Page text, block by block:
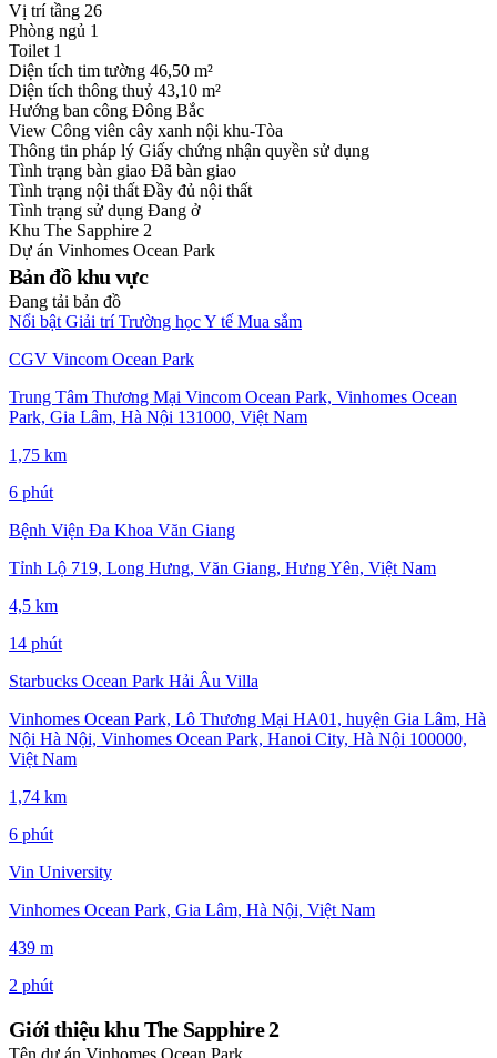
Vị trí tầng 26
Phòng ngủ 1
Toilet 1
Diện tích tim tường 46,50 m²
Diện tích thông thuỷ 43,10 m²
Hướng ban công Đông Bắc
View Công viên cây xanh nội khu-Tòa
Thông tin pháp lý Giấy chứng nhận quyền sử dụng
Tình trạng bàn giao Đã bàn giao
Tình trạng nội thất Đầy đủ nội thất
Tình trạng sử dụng Đang ở
Khu The Sapphire 2
Dự án Vinhomes Ocean Park
Bản đồ khu vực
Đang tải bản đồ
Nổi bật Giải trí Trường họcY tế Mua sắm
CGV Vincom Ocean Park
Trung Tâm Thương Mại Vincom Ocean Park, Vinhomes Ocean
Park, Gia Lâm, Hà Nội 131000, Việt Nam
1,75 km
6 phút
Bệnh Viện Đa Khoa Văn Giang
Tỉnh Lộ 719, Long Hưng, Văn Giang, Hưng Yên, Việt Nam
4,5 km
14 phút
Starbucks Ocean Park Hải Âu Villa
Vinhomes Ocean Park, Lô Thương Mại HA01, huyện Gia Lâm, Hà
Nội Hà Nội, Vinhomes Ocean Park, Hanoi City, Hà Nội 100000,
Việt Nam
1,74 km
6 phút
Vin University
Vinhomes Ocean Park, Gia Lâm, Hà Nội, Việt Nam
439 m
2 phút
Giới thiệu khu The Sapphire 2